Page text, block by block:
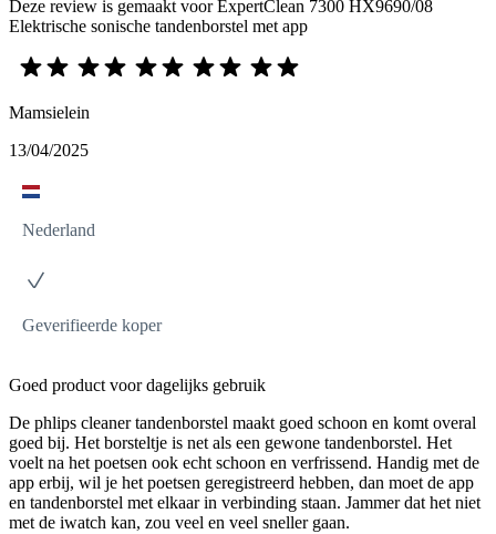
Deze review is gemaakt voor ExpertClean 7300 HX9690/08
Elektrische sonische tandenborstel met app
Mamsielein
13/04/2025
Nederland
Geverifieerde koper
Goed product voor dagelijks gebruik
De phlips cleaner tandenborstel maakt goed schoon en komt overal
goed bij. Het borsteltje is net als een gewone tandenborstel. Het
voelt na het poetsen ook echt schoon en verfrissend. Handig met de
app erbij, wil je het poetsen geregistreerd hebben, dan moet de app
en tandenborstel met elkaar in verbinding staan. Jammer dat het niet
met de iwatch kan, zou veel en veel sneller gaan.